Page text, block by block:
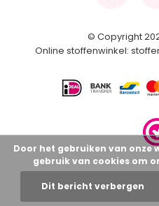
© Copyright
Online stoffenwinkel:
Door het gebruiken van onze
gebruik van cookies om
Dit bericht verbergen